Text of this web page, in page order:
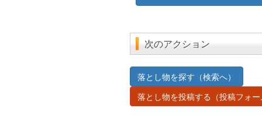
次のアクション
落とし物を探す（検索へ）
落とし物を投稿する（投稿フォ